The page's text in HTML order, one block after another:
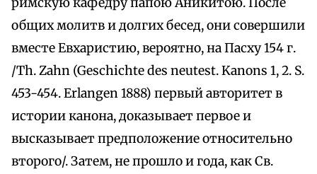
общих молитв и долгих бесед, они совершили
вместе Евхаристию, вероятно, на Пасху 154 г.
/Th. Zahn (Geschichte des neutest. Kanons 1, 2. S.
453-454. Erlangen 1888) первый авторитет в
истории канона, доказывает первое и
высказывает предположение относительно
второго/. Затем, не прошло и года, как Св.